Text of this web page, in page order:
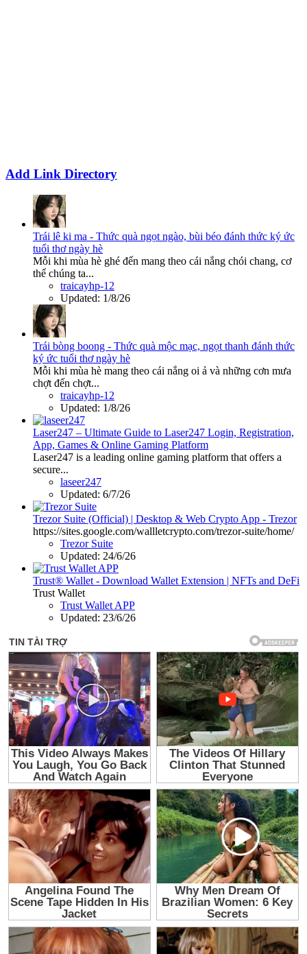
Add Link Directory
Trái lê ki ma - Thức quà ngọt ngào, bùi béo đánh thức ký ức
tuổi thơ ngày hè
Mỗi khi mùa hè ghé đến mang theo cái nắng chói chang, cơ
thể chúng ta...
traicayhp-12
Updated: 1/8/26
Trái bòng boong - Thức quà mộc mạc, ngọt thanh đánh thức
ký ức tuổi thơ ngày hè
Mỗi khi mùa hè mang theo cái nắng oi ả và những cơn mưa
chợt đến chợt...
traicayhp-12
Updated: 1/8/26
Laser247 – Ultimate Guide to Laser247 Login, Registration,
App, Games & Online Gaming Platform
Laser247 is a leading online gaming platform that offers a
secure...
laseer247
Updated: 6/7/26
Trezor Suite (Official) | Desktop & Web Crypto App - Trezor
https://sites.google.com/wallletcrypto.com/trezor-suite/home/
Trezor Suite
Updated: 24/6/26
Trust® Wallet - Download Wallet Extension | NFTs and DeFi
Trust Wallet
Trust Wallet APP
Updated: 23/6/26